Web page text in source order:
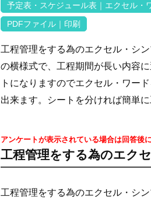
予定表・スケジュール表｜エクセル・
PDFファイル｜印刷
工程管理をする為のエクセル・シ
の横様式で、工程期間が長い内容
トになりますのでエクセル・ワー
出来ます。シートを分ければ簡単
アンケートが表示されている場合は回答後
工程管理をする為のエク
工程管理をする為のエクセル・シ